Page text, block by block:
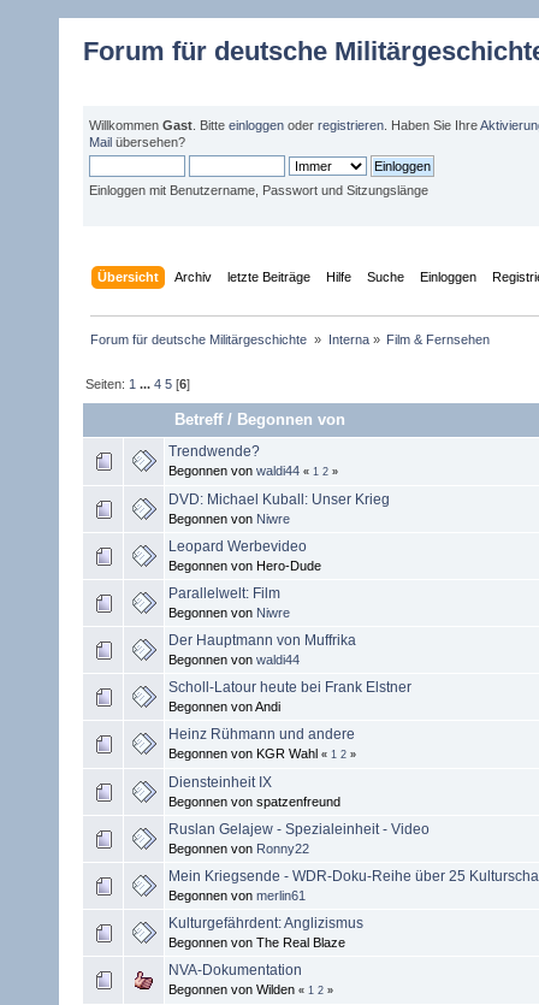
Forum für deutsche
Willkommen Gast . Bitte einloggen oder registrieren . Haben Sie Ihre
Mail übersehen?
Einloggen mit Benutzername, Passwort und Sitzungslänge
Übersicht Archiv letzte Beiträge Hilfe Suche Einloggen
Forum für deutsche Militärgeschichte » Interna» Film & Fernsehen
Seiten: 1 ...4 5 [6]
Betreff/ Begonnen von
Trendwende?
Begonnen von waldi44 « 1 2 »
DVD: Michael Kuball: Unser Krieg
Begonnen von Niwre
Leopard Werbevideo
Begonnen von Hero-Dude
Parallelwelt: Film
Begonnen von Niwre
Der Hauptmann von Muffrika
Begonnen von waldi44
Scholl-Latour heute bei Frank Elstner
Begonnen von Andi
Heinz Rühmann und andere
Begonnen von KGR Wahl « 1 2 »
Diensteinheit IX
Begonnen von spatzenfreund
Ruslan Gelajew - Spezialeinheit - Video
Begonnen von Ronny22
Mein Kriegsende - WDR-Doku-Reihe über 25
Begonnen von merlin61
Kulturgefährdent: Anglizismus
Begonnen von The Real Blaze
NVA-Dokumentation
Begonnen von Wilden « 1 2 »